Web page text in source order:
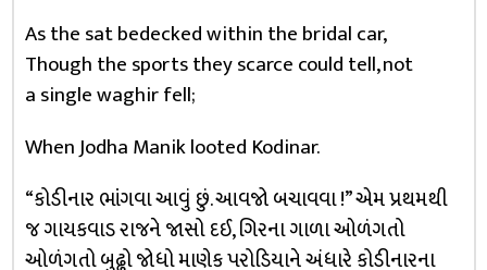
As the sat bedecked within the bridal car,
Though the sports they scarce could tell, not
a single waghir fell;
When Jodha Manik looted Kodinar.
“કોડીનાર ભાંગવા આવું છું. આવજો બચાવવા !” એમ પ્રથમથી
જ ગાયકવાડ રાજને જાસો દઈ, ગિરના ગાળા ઓળંગતો
ઓળંગતો બુઢ્ઢો જોધો માણેક પરોડિયાને અંધારે કોડીનારના